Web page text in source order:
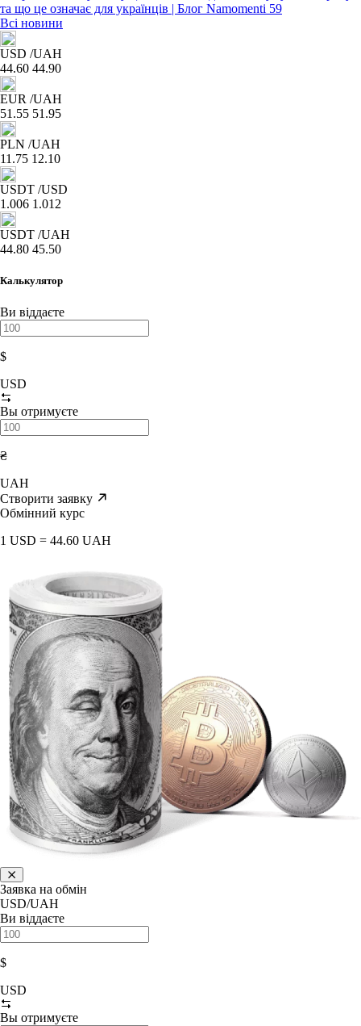
Всі новини
USD /UAH
44.60 44.90
EUR /UAH
51.55 51.95
PLN /UAH
11.75 12.10
USDT /USD
1.006 1.012
USDT /UAH
44.80 45.50
Калькулятор
Ви віддаєте
$
USD
Вы отримуєте
₴
UAH
Створити заявку
Обмінний курс
1 USD = 44.60 UAH
Заявка на обмін
USD/UAH
Ви віддаєте
$
USD
Вы отримуєте